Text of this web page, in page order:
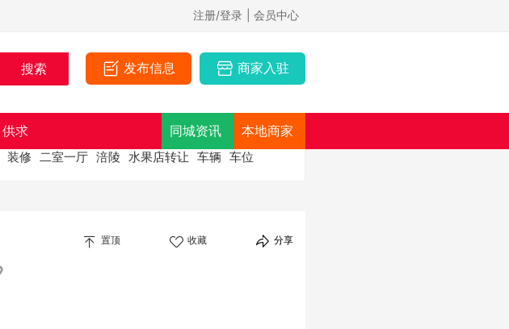
注册/登录 | 会员中心
发布信息 商家入驻
供求 同城资讯 本地商家
装修 二室一厅 涪陵 水果店转让 车辆 车位
置顶 收藏 分享